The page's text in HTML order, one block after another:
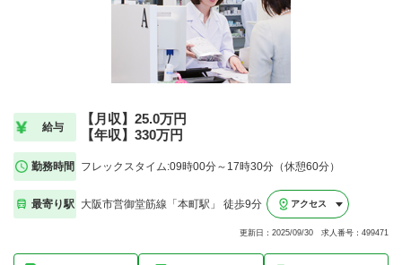
給与
【月収】25.0万円
【年収】330万円
勤務時間 フレックスタイム:09時00分～17時30分（休憩60分）
最寄り駅 大阪市営御堂筋線「本町駅」 徒歩9分 アクセス
更新日：2025/09/30 求人番号：499471